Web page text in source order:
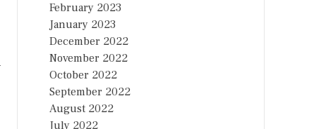
February 2023
January 2023
December 2022
November 2022
October 2022
September 2022
August 2022
July 2022